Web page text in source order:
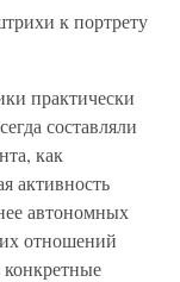
к портрету
практически
составляли
как
активность
автономных
отношений